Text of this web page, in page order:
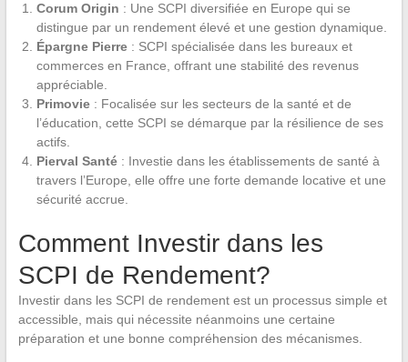
Corum Origin : Une SCPI diversifiée en Europe qui se
distingue par un rendement élevé et une gestion dynamique.
Épargne Pierre: SCPI spécialisée dans les bureaux et
commerces en France, offrant une stabilité des revenus
appréciable.
Primovie: Focalisée sur les secteurs de la santé et de
l’éducation, cette SCPI se démarque par la résilience de ses
actifs.
Pierval Santé: Investie dans les établissements de santé à
travers l’Europe, elle offre une forte demande locative et une
sécurité accrue.
Comment Investir dans les
SCPI de Rendement?
Investir dans les SCPI de rendement est un processus simple et
accessible, mais qui nécessite néanmoins une certaine
préparation et une bonne compréhension des mécanismes.